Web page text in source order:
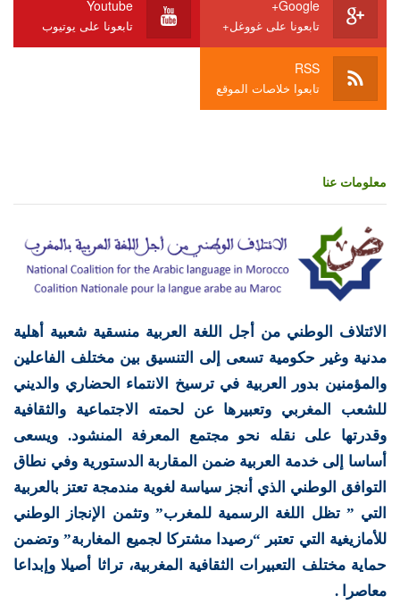
Google+
تابعونا على غووغل+
Youtube
تابعونا على يوتيوب
RSS
تابعوا خلاصات الموقع
معلومات عنا
الائتلاف الوطني من أجل اللغة العربية منسقية شعبية أهلية
مدنية وغير حكومية تسعى إلى التنسيق بين مختلف الفاعلين
والمؤمنين بدور العربية في ترسيخ الانتماء الحضاري والديني
للشعب المغربي وتعبيرها عن لحمته الاجتماعية والثقافية
وقدرتها على نقله نحو مجتمع المعرفة المنشود. ويسعى
أساسا إلى خدمة العربية ضمن المقاربة الدستورية وفي نطاق
التوافق الوطني الذي أنجز سياسة لغوية مندمجة تعتز بالعربية
التي ” تظل اللغة الرسمية للمغرب” وتثمن الإنجاز الوطني
للأمازيغية التي تعتبر “رصيدا مشتركا لجميع المغاربة” وتضمن
حماية مختلف التعبيرات الثقافية المغربية، تراثا أصيلا وإبداعا
معاصرا .